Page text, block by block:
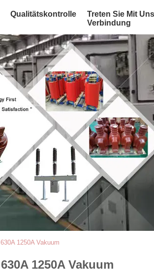
Qualitätskontrolle
Treten Sie Mit
Verbindung
1250A Vakuum
1250A Vakuum